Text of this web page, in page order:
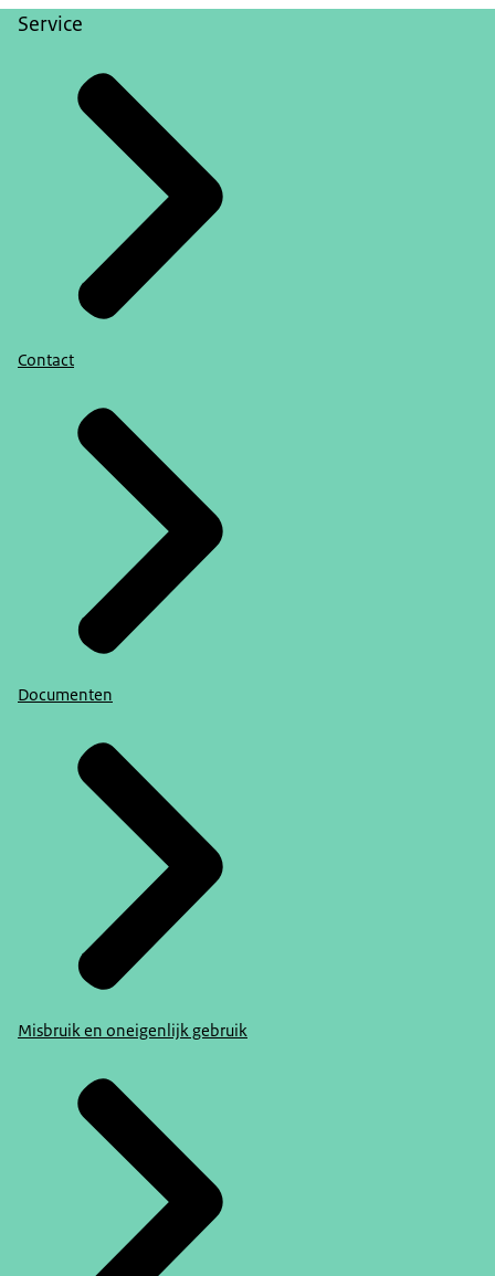
Service
Contact
Documenten
Misbruik en oneigenlijk gebruik